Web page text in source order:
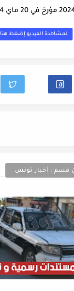
لمشاهدة الفيديو إضغط هنا
قسم : أخبار تونس